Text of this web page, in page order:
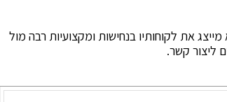
את לקוחותיו בנחישות ומקצועיות רבה מול
ליצור קשר.